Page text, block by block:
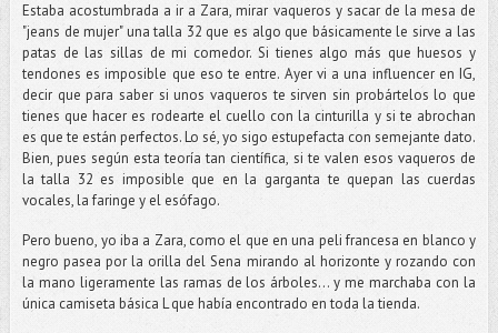
Estaba acostumbrada a ir a Zara, mirar vaqueros y sacar de la mesa de
"jeans de mujer" una talla 32 que es algo que básicamente le sirve a las
patas de las sillas de mi comedor. Si tienes algo más que huesos y
tendones es imposible que eso te entre. Ayer vi a una influencer en IG,
decir que para saber si unos vaqueros te sirven sin probártelos lo que
tienes que hacer es rodearte el cuello con la cinturilla y si te abrochan
es que te están perfectos. Lo sé, yo sigo estupefacta con semejante dato.
Bien, pues según esta teoría tan científica, si te valen esos vaqueros de
la talla 32 es imposible que en la garganta te quepan las cuerdas
vocales, la faringe y el esófago.
Pero bueno, yo iba a Zara, como el que en una peli francesa en blanco y
negro pasea por la orilla del Sena mirando al horizonte y rozando con
la mano ligeramente las ramas de los árboles... y me marchaba con la
única camiseta básica L que había encontrado en toda la tienda.